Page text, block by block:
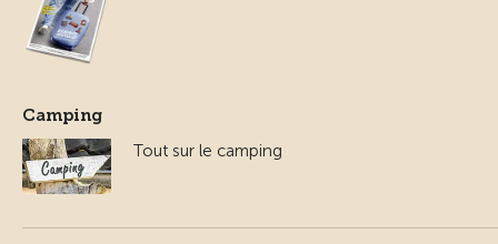
Camping
Tout sur le camping